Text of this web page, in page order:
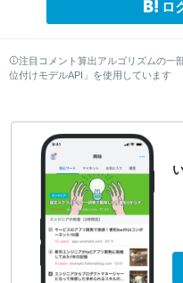
ロ
注目コメント算出アルゴリズムの一
位付けモデルAPI」を使用しています